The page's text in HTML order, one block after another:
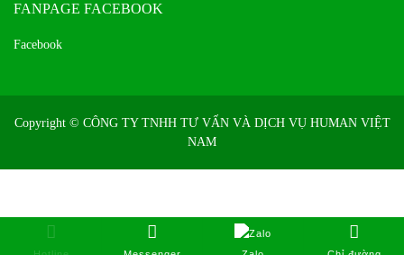
FANPAGE FACEBOOK
Facebook
Copyright © CÔNG TY TNHH TƯ VẤN VÀ DỊCH VỤ HUMAN VIỆT
NAM